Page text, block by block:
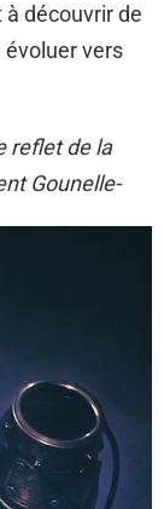
découvrir de
vers
reflet de la
Gounelle-